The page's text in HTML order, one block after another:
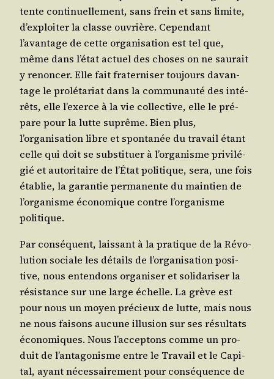
tente conti­nuel­le­ment, sans frein et sans limite,
d’exploiter la classe ouvrière. Cepen­dant
l’avantage de cette orga­ni­sa­tion est tel que,
même dans l’état actuel des choses on ne sau­rait
y renon­cer. Elle fait fra­ter­ni­ser tou­jours davan­
tage le pro­lé­ta­riat dans la com­mu­nau­té des inté­
rêts, elle l’exerce à la vie col­lec­tive, elle le pré­
pare pour la lutte suprême. Bien plus,
l’organisation libre et spon­ta­née du tra­vail étant
celle qui doit se sub­sti­tuer à l’organisme pri­vi­lé­
gié et auto­ri­taire de l’État poli­tique, sera, une fois
éta­blie, la garan­tie per­ma­nente du main­tien de
l’organisme éco­no­mique contre l’organisme
politique.
Par consé­quent, lais­sant à la pra­tique de la Révo­
lu­tion sociale les détails de l’organisation posi­
tive, nous enten­dons orga­ni­ser et soli­da­ri­ser la
résis­tance sur une large échelle. La grève est
pour nous un moyen pré­cieux de lutte, mais nous
ne nous fai­sons aucune illu­sion sur ses résul­tats
éco­no­miques. Nous l’acceptons comme un pro­
duit de l’antagonisme entre le Tra­vail et le Capi­
tal, ayant néces­sai­re­ment pour consé­quence de